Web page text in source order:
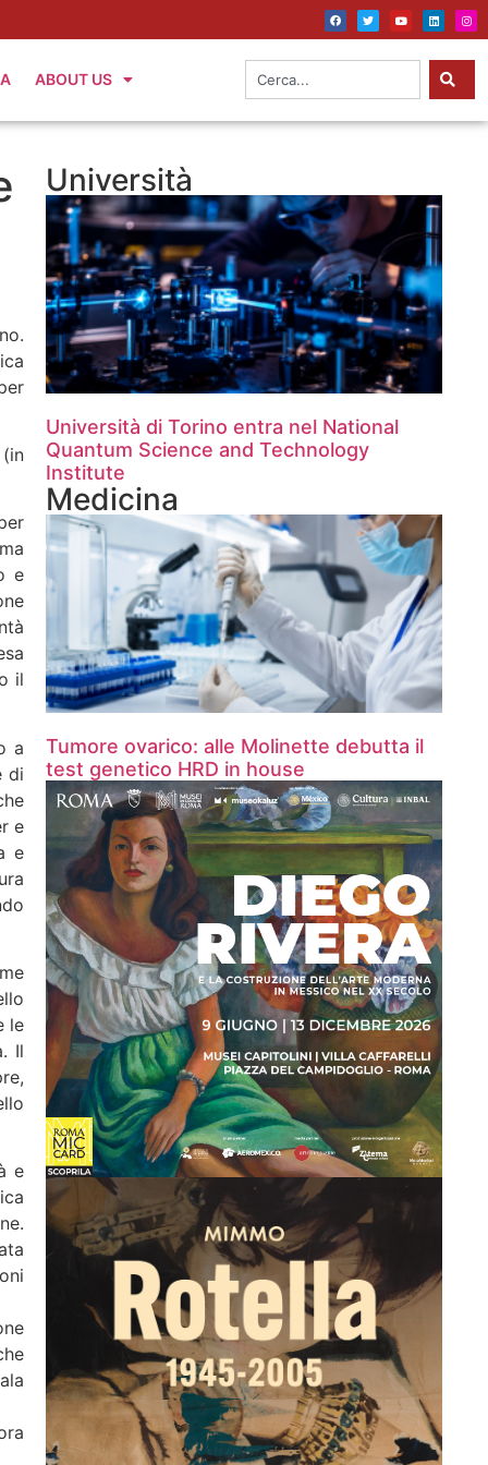
ABOUT US
e
il
a
di
e
e
le
Il
e
Università
Università di Torino entra nel National
Quantum Science and Technology
Institute
Medicina
Tumore ovarico: alle Molinette debutta il
test genetico HRD in house